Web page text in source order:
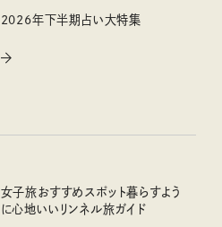
2026年下半期占い大特集
女子旅おすすめスポット暮らすよう
に心地いいリンネル旅ガイド